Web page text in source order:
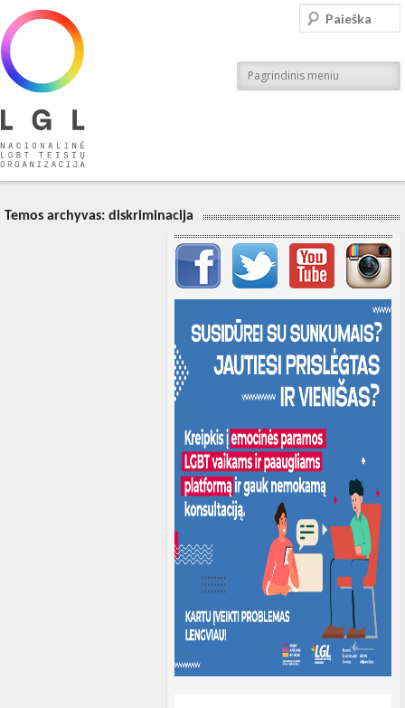
Nacionalinė LGBT teisių organizacija
Pagrindinis meniu
Paieška
Temos archyvas: diskriminacija
Svarbių įrašų meniu